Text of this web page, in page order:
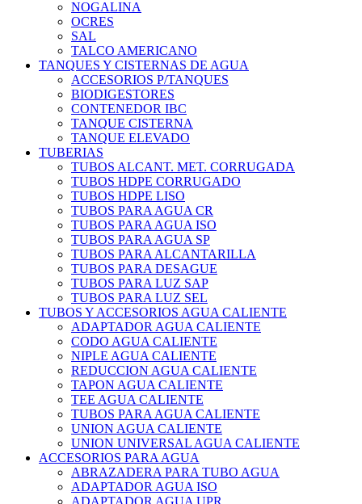
NOGALINA
OCRES
SAL
TALCO AMERICANO
TANQUES Y CISTERNAS DE AGUA
ACCESORIOS P/TANQUES
BIODIGESTORES
CONTENEDOR IBC
TANQUE CISTERNA
TANQUE ELEVADO
TUBERIAS
TUBOS ALCANT. MET. CORRUGADA
TUBOS HDPE CORRUGADO
TUBOS HDPE LISO
TUBOS PARA AGUA CR
TUBOS PARA AGUA ISO
TUBOS PARA AGUA SP
TUBOS PARA ALCANTARILLA
TUBOS PARA DESAGUE
TUBOS PARA LUZ SAP
TUBOS PARA LUZ SEL
TUBOS Y ACCESORIOS AGUA CALIENTE
ADAPTADOR AGUA CALIENTE
CODO AGUA CALIENTE
NIPLE AGUA CALIENTE
REDUCCION AGUA CALIENTE
TAPON AGUA CALIENTE
TEE AGUA CALIENTE
TUBOS PARA AGUA CALIENTE
UNION AGUA CALIENTE
UNION UNIVERSAL AGUA CALIENTE
ACCESORIOS PARA AGUA
ABRAZADERA PARA TUBO AGUA
ADAPTADOR AGUA ISO